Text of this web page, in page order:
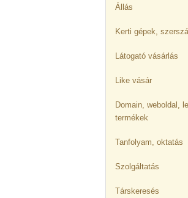
Állás
Kerti gépek,
Látogató vásárlás
Like vásár
Domain, weboldal,
termékek
Tanfolyam, oktatás
Szolgáltatás
Társkeresés